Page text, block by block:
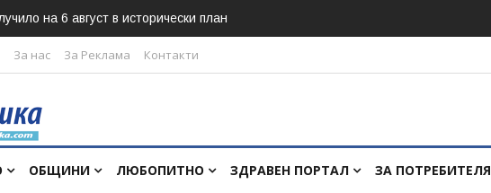
на 6 август в исторически план
За нас За Реклама Контакти
ОБЩИНИ ЛЮБОПИТНО ЗДРАВЕН ПОРТАЛ ЗА ПОТРЕБИТЕЛЯ